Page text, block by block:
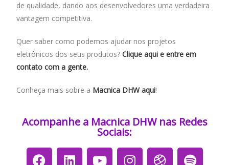
de qualidade, dando aos desenvolvedores uma verdadeira
vantagem competitiva.
Quer saber como podemos ajudar nos projetos
eletrônicos dos seus produtos?Clique aqui e entre em
contato com a gente.
Conheça mais sobre a Macnica DHWaqui!
Acompanhe a Macnica DHW nas Redes
Sociais:​​​